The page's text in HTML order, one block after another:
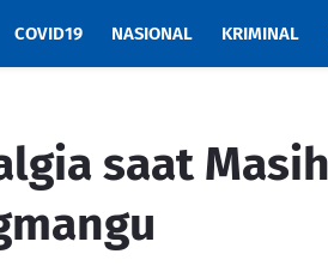
COVID19 NASIONAL KRIMINAL
saat